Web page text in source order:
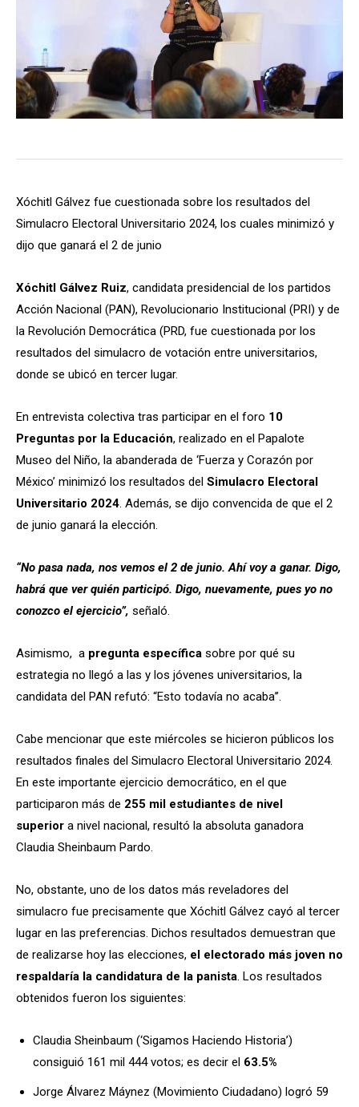
Xóchitl Gálvez fue cuestionada sobre los resultados del
Simulacro Electoral Universitario 2024, los cuales minimizó y
dijo que ganará el 2 de junio
Xóchitl Gálvez Ruiz, candidata presidencial de los partidos
Acción Nacional (PAN), Revolucionario Institucional (PRI) y de
la Revolución Democrática (PRD, fue cuestionada por los
resultados del simulacro de votación entre universitarios,
donde se ubicó en tercer lugar.
En entrevista colectiva tras participar en el foro 10
Preguntas por la Educación, realizado en el Papalote
Museo del Niño, la abanderada de ‘Fuerza y Corazón por
México’ minimizó los resultados del Simulacro Electoral
Universitario 2024. Además, se dijo convencida de que el 2
de junio ganará la elección.
“No pasa nada, nos vemos el 2 de junio. Ahí voy a ganar. Digo,
habrá que ver quién participó. Digo, nuevamente, pues yo no
conozco el ejercicio”, señaló.
Asimismo, a pregunta específica sobre por qué su
estrategia no llegó a las y los jóvenes universitarios, la
candidata del PAN refutó: “Esto todavía no acaba’’.
Cabe mencionar que este miércoles se hicieron públicos los
resultados finales del Simulacro Electoral Universitario 2024.
En este importante ejercicio democrático, en el que
participaron más de 255 mil estudiantes de nivel
superior a nivel nacional, resultó la absoluta ganadora
Claudia Sheinbaum Pardo.
No, obstante, uno de los datos más reveladores del
simulacro fue precisamente que Xóchitl Gálvez cayó al tercer
lugar en las preferencias. Dichos resultados demuestran que
de realizarse hoy las elecciones, el electorado más joven no
respaldaría la candidatura de la panista. Los resultados
obtenidos fueron los siguientes:
Claudia Sheinbaum (‘Sigamos Haciendo Historia’)
consiguió 161 mil 444 votos; es decir el 63.5%
Jorge Álvarez Máynez (Movimiento Ciudadano) logró 59